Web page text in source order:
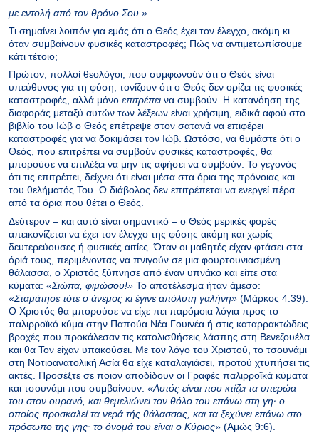
με εντολή από τον θρόνο Σου.»
Τι σημαίνει λοιπόν για εμάς ότι ο Θεός έχει τον έλεγχο, ακόμη κι
όταν συμβαίνουν φυσικές καταστροφές; Πώς να αντιμετωπίσουμε
κάτι τέτοιο;
Πρώτον, πολλοί θεολόγοι, που συμφωνούν ότι ο Θεός είναι
υπεύθυνος για τη φύση, τονίζουν ότι ο Θεός δεν ορίζει τις φυσικές
καταστροφές, αλλά μόνο επιτρέπει να συμβούν. Η κατανόηση της
διαφοράς μεταξύ αυτών των λέξεων είναι χρήσιμη, ειδικά αφού στο
βιβλίο του Ιώβ ο Θεός επέτρεψε στον σατανά να επιφέρει
καταστροφές για να δοκιμάσει τον Ιώβ. Ωστόσο, να θυμάστε ότι ο
Θεός, που επιτρέπει να συμβούν φυσικές καταστροφές, θα
μπορούσε να επιλέξει να μην τις αφήσει να συμβούν. Το γεγονός
ότι τις επιτρέπει, δείχνει ότι είναι μέσα στα όρια της πρόνοιας και
του θελήματός Του. Ο διάβολος δεν επιτρέπεται να ενεργεί πέρα
από τα όρια που θέτει ο Θεός.
Δεύτερον – και αυτό είναι σημαντικό – ο Θεός μερικές φορές
απεικονίζεται να έχει τον έλεγχο της φύσης ακόμη και χωρίς
δευτερεύουσες ή φυσικές αιτίες. Όταν οι μαθητές είχαν φτάσει στα
όριά τους, περιμένοντας να πνιγούν σε μια φουρτουνιασμένη
θάλασσα, ο Χριστός ξύπνησε από έναν υπνάκο και είπε στα
κύματα: «Σιώπα, φιμώσου!» Το αποτέλεσμα ήταν άμεσο:
«Σταμάτησε τότε ο άνεμος κι έγινε απόλυτη γαλήνη» (Μάρκος 4:39).
Ο Χριστός θα μπορούσε να είχε πει παρόμοια λόγια προς το
παλιρροϊκό κύμα στην Παπούα Νέα Γουινέα ή στις καταρρακτώδεις
βροχές που προκάλεσαν τις κατολισθήσεις λάσπης στη Βενεζουέλα
και θα Τον είχαν υπακούσει. Με τον λόγο του Χριστού, το τσουνάμι
στη Νοτιοανατολική Ασία θα είχε καταλαγιάσει, προτού χτυπήσει τις
ακτές. Προσέξτε σε ποιον αποδίδουν οι Γραφές παλιρροϊκά κύματα
και τσουνάμι που συμβαίνουν: «Aυτός είναι που κτίζει τα υπερώα
του στον ουρανό, και θεμελιώνει τον θόλο του επάνω στη γη· ο
οποίος προσκαλεί τα νερά τής θάλασσας, και τα ξεχύνει επάνω στο
πρόσωπο της γης· το όνομά του είναι ο Kύριος» (Αμώς 9:6).